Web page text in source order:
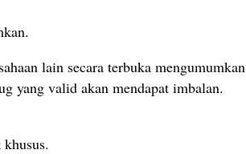
lain secara terbuka mengumumkan
yang valid akan mendapat imbalan.